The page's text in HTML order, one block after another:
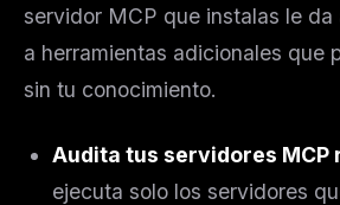
servidor MCP que instalas le
a herramientas adicionales que
sin tu conocimiento.
Audita tus servidores MCP
ejecuta solo los servidores